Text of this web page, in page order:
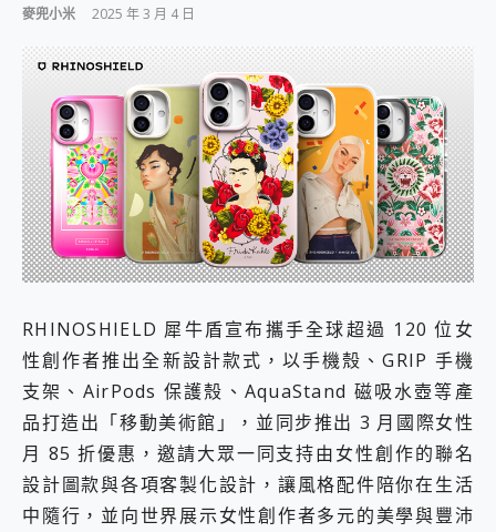
防窺黑科技 Galaxy S26 Ultra系列保護貼怎麼選？imos AR 低反光玻璃、藍寶石鏡頭貼與軍規防摔殼完整開箱評價
AI 支付 一錶搞定大小事 Xiaomi Watch 5 開箱 評測
超驚艷 讓人一眼就愛上 LENOVO 聯想 Yoga Book 9 14吋 AI輕薄筆電 開箱 評測
美到讓人超想擁有 moto pad 60 系列 與 Moto | Swarovski razr 60 冰藍限定版本 開箱 評測
好用的 EaseUS Partition Master 讓您輕鬆的移除與格式化有防寫保護的隨身碟或SD卡
一鍵修復模糊影片、舊照的 AI 好幫手! VideoProc Converter AI 新版全解析 × 年末優惠，一篇全看懂
小朋友才做選擇 投影機 RGB藍牙音響 氛圍情境燈 我通通都要！ Starfish 2 幻彩膠囊投影機｜結合「 智慧投影 & 煥彩流動 」的沈浸式生活新體驗
外型超吸晴~ 給您絕佳操控體驗 GravaStar Mercury K1 系列 異星機械鍵盤與 Mercury X 系列 輕量無線電競滑鼠 開箱 評測
開箱~變身「蜘蛛人」椅子軍師！MSI MPG 491CQP QD-OLED 超寬曲面電競螢幕，多工辦公、爽度滿滿的終極桌面體驗
iPhone 17 系列 有認證的防護來囉！ imos 首家導入 UL MCV 行銷宣告驗證的手機配件品牌
小巧好吸不擋鏡頭 有Qi2認證的 ONPRO MagReact MXs2 5000mAh薄型磁吸無線急速行動電源 開箱 評測
會走動的冷暖氣 SONY REON POCKET PRO 穿戴式智慧冷暖調溫裝置 開箱 評測
寶可夢飛人外掛iToolab AnyGo全新升級，GO Fest 五折優惠嗨翻天！支援 iOS/Android！
百倍變焦實測~ vivo X200 Pro 與 S25 Ultra 誰能滿足全場景拍攝需求？
超好用的 PLAUD NotePin AI 智慧錄音膠囊~ 您的AI 秘書已上線 每月免費送你 300分鐘轉寫
自帶線的 有線無線都能充 ONPRO MagReact M5 10000mAh 5合1 磁吸無線急速行動電源 開箱 評測
飛利浦 JS7310 ⚡【電急便｜行動儲能救車電源】 可靠的旅行夥伴！帶給您優異的安全性與強大供電效能
是螢幕也是電視! 一機超多用途「MSI微星 Modern MD272UPSW 27型」 4K IPS 輕薄商用智慧聯網螢幕 開箱 評測
麥兜小米 2025 年 3 月 4 日
RHINOSHIELD 犀牛盾宣布攜手全球超過 120 位女
性創作者推出全新設計款式，以手機殼、GRIP 手機
支架、AirPods 保護殼、AquaStand 磁吸水壺等產
品打造出「移動美術館」，並同步推出 3 月國際女性
月 85 折優惠，邀請大眾一同支持由女性創作的聯名
設計圖款與各項客製化設計，讓風格配件陪你在生活
中隨行，並向世界展示女性創作者多元的美學與豐沛